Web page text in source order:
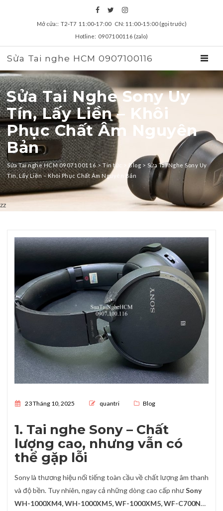
Mở cửa:: T2‑T7 11:00‑17:00 CN: 11:00‑15:00 (gọi trước)
Hotline: 0907100116 (zalo)
Sửa Tai nghe HCM 0907100116
Sửa Tai Nghe Sony Uy
Tín, Lấy Liền – Khôi
Phục Chất Âm Nguyên
Bản
Sửa Tai nghe HCM 0907100116>Tin tức Blog > Sửa Tai Nghe Sony Uy
Tín, Lấy Liền – Khôi Phục Chất Âm Nguyên Bản
zz
Posted on
23 Tháng 10, 2025 quantri Blog
1. Tai nghe Sony – Chất
lượng cao, nhưng vẫn có
thể gặp lỗi
Sony là thương hiệu nổi tiếng toàn cầu về chất lượng âm thanh
và độ bền. Tuy nhiên, ngay cả những dòng cao cấp nhưSony
WH-1000XM4, WH-1000XM5, WF-1000XM5, WF-C700N…